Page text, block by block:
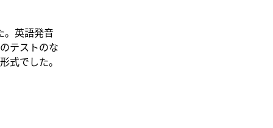
。英語発音
テストのな
式でした。